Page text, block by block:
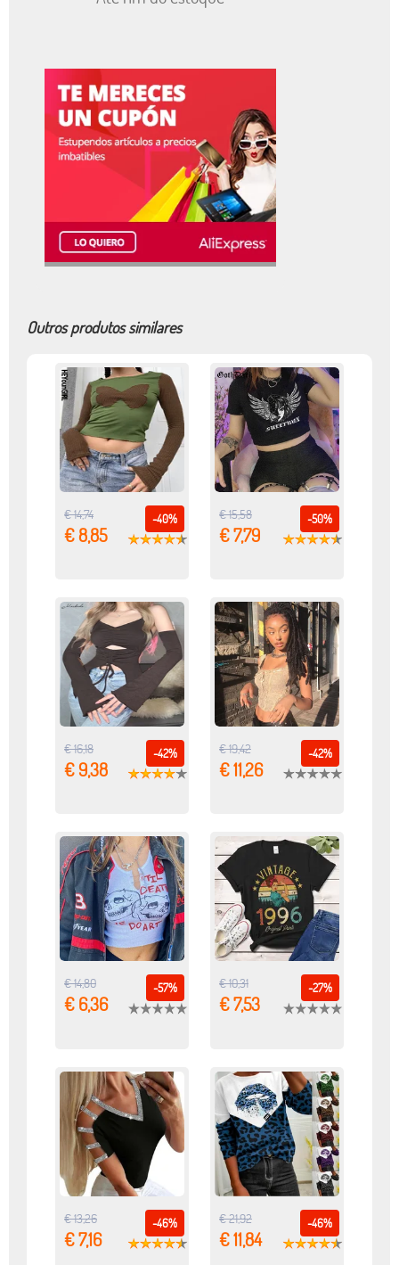
Outros produtos similares
-40%
€ 14,74
€ 8,85
-50%
€ 15,58
€ 7,79
-42%
€ 16,18
€ 9,38
-42%
€ 19,42
€ 11,26
-57%
€ 14,80
€ 6,36
-27%
€ 10,31
€ 7,53
-46%
€ 13,26
€ 7,16
-46%
€ 21,92
€ 11,84